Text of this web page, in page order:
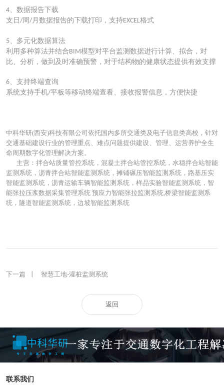
4
数据报告下载
支日 /周/月数据报告的下载打印，支持EXCEL格式
5
多元化数据算法
利用多种算法并结合BIM模型对平台监测数据进行计算、拟合，对
比、分析，做到及时准确预警，对于结构物的健康状态提供有效支撑
6
支持终端查询
系统支持手机/平板等移动终端查看、接收报警信息，方便快捷
中科华研(西安)科技有限公司依托国内多所交通类及电子信息类高校，针对
交通基础建设行业的管理重点、难点问题提供建设、管理、运营养护全生
命周期数字化管理解决方案。
主营：拌合站质量管控系统，混凝土拌合站管控系统，水稳拌合站智能
监测系统，沥青拌合站智能监测系统，摊铺碾压智能监测系统，路基压实
智能监测系统，沥青运输车辆智能监测系统，样品实验智能监测系统，智
能张拉压浆数据采集管理系统 预应力智能张拉监测系统,桥梁智能监测系
统，隧道智能监测系统，边坡智能监测系统
下一篇
丨 智慧工地-灌桩监测系统
返回
联系我们